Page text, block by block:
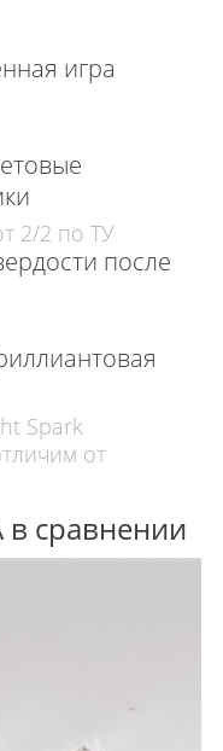
игра
2/2 по ТУ
после
Spark
от
сравнении